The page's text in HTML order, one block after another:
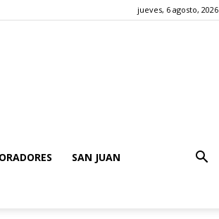
jueves, 6 agosto, 2026
SAN JUAN